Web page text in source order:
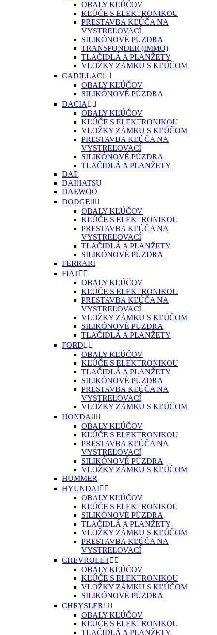
OBALY KĽÚČOV
KĽÚČE S ELEKTRONIKOU
PRESTAVBA KĽÚČA NA
VYSTREĽOVACÍ
SILIKÓNOVÉ PÚZDRA
TRANSPONDER (IMMO)
TLAČIDLÁ A PLANŽETY
VLOŽKY ZÁMKU S KĽÚČOM
CADILLAC 
OBALY KĽÚČOV
SILIKÓNOVÉ PÚZDRA
DACIA  
OBALY KĽÚČOV
KĽÚČE S ELEKTRONIKOU
VLOŽKY ZÁMKU S KĽÚČOM
PRESTAVBA KĽÚČA NA
VYSTREĽOVACÍ
SILIKÓNOVÉ PÚZDRA
TLAČIDLÁ A PLANŽETY
DAF
DAIHATSU
DAEWOO
DODGE 
OBALY KĽÚČOV
KĽÚČE S ELEKTRONIKOU
PRESTAVBA KĽÚČA NA
VYSTREĽOVACÍ
TLAČIDLÁ A PLANŽETY
SILIKÓNOVÉ PÚZDRA
FERRARI
FIAT 
OBALY KĽÚČOV
KĽÚČE S ELEKTRONIKOU
PRESTAVBA KĽÚČA NA
VYSTREĽOVACÍ
VLOŽKY ZÁMKU S KĽÚČOM
SILIKÓNOVÉ PÚZDRA
TLAČIDLÁ A PLANŽETY
FORD 
OBALY KĽÚČOV
KĽÚČE S ELEKTRONIKOU
TLAČIDLÁ A PLANŽETY
SILIKÓNOVÉ PÚZDRA
PRESTAVBA KĽÚČA NA
VYSTREĽOVACÍ
VLOŽKY ZÁMKU S KĽÚČOM
HONDA  
OBALY KĽÚČOV
KĽÚČE S ELEKTRONIKOU
PRESTAVBA KĽÚČA NA
VYSTREĽOVACÍ
SILIKÓNOVÉ PÚZDRA
VLOŽKY ZÁMKU S KĽÚČOM
HUMMER
HYUNDAI 
OBALY KĽÚČOV
KĽÚČE S ELEKTRONIKOU
SILIKÓNOVÉ PÚZDRA
TLAČIDLÁ A PLANŽETY
VLOŽKY ZÁMKU S KĽÚČOM
PRESTAVBA KĽÚČA NA
VYSTREĽOVACÍ
CHEVROLET 
OBALY KĽÚČOV
KĽÚČE S ELEKTRONIKOU
VLOŽKY ZÁMKU S KĽÚČOM
SILIKÓNOVÉ PÚZDRA
CHRYSLER  
OBALY KĽÚČOV
KĽÚČE S ELEKTRONIKOU
TLAČIDLÁ A PLANŽETY